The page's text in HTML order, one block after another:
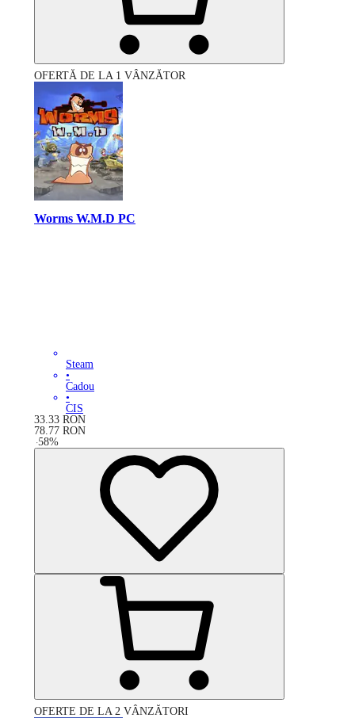
OFERTĂ DE LA 1 VÂNZĂTOR
Worms W.M.D PC
Steam
•
Cadou
•
CIS
33.33 RON
78.77 RON
-58%
OFERTE DE LA 2 VÂNZĂTORI